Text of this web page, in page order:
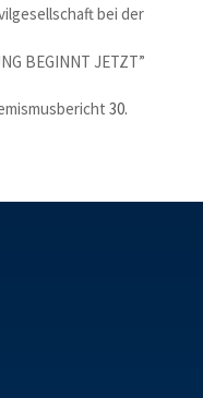
bei der
BEGINNT JETZT”
30.